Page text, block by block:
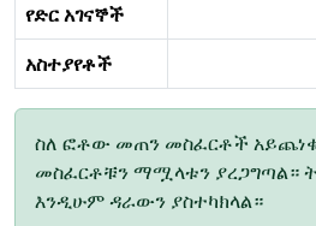
የድር አገናኞች
አስተያየቶች
ስለ ፎቶው መጠን መስፈርቶች
መስፈርቶቹን ማሟላቱን ያረጋግጣል።
እንዲሁም ዳራውን ያስተካክላል።